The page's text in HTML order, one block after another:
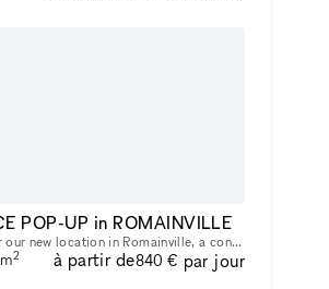
POP-UP in ROMAINVILLE
Discover our new location in Romainville, a contemporary art gallery nestled in a recently built industrial space, designed to host your ephemeral projects. Situated just a few minutes from the Bobig
m2 à partir de840 € par jour